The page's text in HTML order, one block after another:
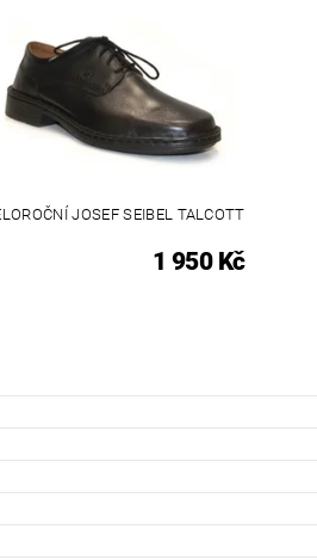
JOSEF SEIBEL TALCOTT
1 950 Kč